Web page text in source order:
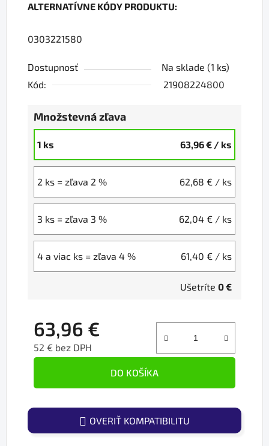
ALTERNATÍVNE KÓDY PRODUKTU:
0303221580
Dostupnosť Na sklade (1 ks)
Kód:
21908224800
Množstevná zľava
1 ks 63,96 € / ks
2 ks = zľava 2 % 62,68 € / ks
3 ks = zľava 3 % 62,04 € / ks
4 a viac ks = zľava 4 % 61,40 € / ks
Ušetríte 0 €
63,96 €
52 € bez DPH
DO KOŠÍKA
OVERIŤ KOMPATIBILITU